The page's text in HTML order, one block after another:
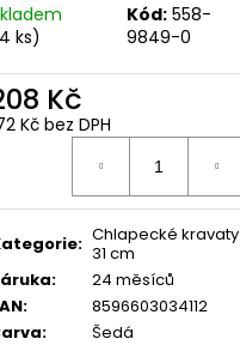
ks)
Kód: 558-
9849-0
Kč
Kč bez DPH
: Chlapecké kravaty
31 cm
:
24 měsíců
:
8596603034112
:
Šedá
ŠLE Y S KOŽENÝM
NA KLIPY - 35
A KAPESNÍČEK
KOŇAKOVÁ KŮŽE 886-